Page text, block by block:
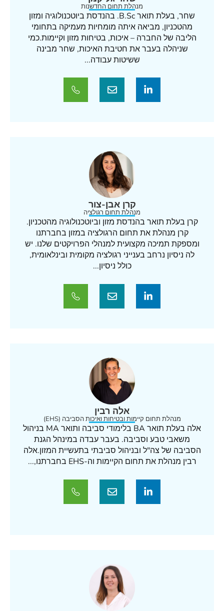
מנהלת תחום החדשנות
שחר, בעלת תואר B.Sc. בהנדסת ביוטכנולוגיה ומזון
מהטכניון, מביאה איתה מומחיות מעמיקה בתחומי
הליבה של החברה – איכות, בטיחות מזון וקיימות.כמי
שניהלה בעבר את חטיבת האיכות, שחר מבינה
ששיטות עבודה...
קרן אבן-צור
מנהלת תחום רגולציה
קרן בעלת תואר בהנדסת מזון וביוטכנולוגיה מהטכניון.
קרן מנהלת את תחום הרגולציה במזון בחברתנו
ומספקת תמיכה מקצועית למנהלי הפרויקטים שלנו. יש
לה ניסיון נרחב בענייני רגולציה מקומית ובינלאומית,
כולל ניסיון...
אלה רבין
מנהלת תחום קיימות ובטיחות ואיכות הסביבה (EHS)
אלה בעלת תואר BA בלימודי סביבה ותואר MA בניהול
משאבי טבע וסביבה. בעבר עבדה במינהל הגנת
הסביבה של צה"ל ובניהול סביבתי בתעשיית המזון.אלה
רבין מנהלת את תחום הקיימות וה-EHS בחברתנו,...